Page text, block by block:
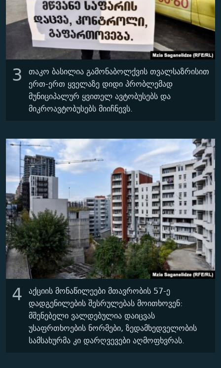
3 თაკო ბასილია გამონაბოლქვის თვალსაზრისით
ერთ-ერთ ყველაზე დიდი პრობლემად
მუნიციპალურ ყვითელ ავტობუსებს და
მიკროავტობუსებს მიიჩნევს.
4 აქციის მონაწილეები მთავრობის 57-ე
დადგენილების შესრულებას მოითხოვენ:
მშენებელი ვალდებულია დაიცვას
უსაფრთხოების ნორმები, ზედამხედველობის
სამსახურმა კი დარღვევები აღმოფხვრას.